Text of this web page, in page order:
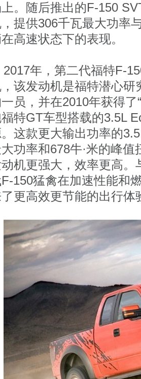
。随后推出的F-150
提供306千瓦最大功率
高速状态下的表现。
2017年，第二代福特F-
该发动机是福特潜心
员，并在2010年获得
福特GT车型搭载的3.5L
这款更大输出功率的
功率和678牛·米的峰
机更强大，效率更高
150猛禽在加速性能和
更高效更节能的出行体